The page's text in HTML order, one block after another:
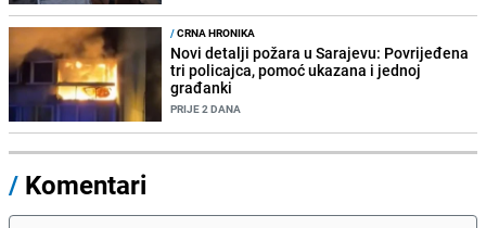
/CRNA HRONIKA
Novi detalji požara u Sarajevu: Povrijeđena
tri policajca, pomoć ukazana i jednoj
građanki
PRIJE 2 DANA
/ Komentari